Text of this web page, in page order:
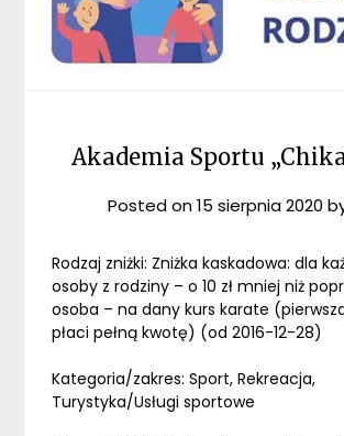
Akademia Sportu
Posted on15 sierpnia 2020
Rodzaj zniżki: Zniżka kaskadowa: dla
osoby z rodziny – o 10 zł mniej niż
osoba – na dany kurs karate
płaci pełną kwotę) (od 2016-12-28)
Kategoria/zakres: Sport, Rekreacja,
Turystyka/Usługi sportowe